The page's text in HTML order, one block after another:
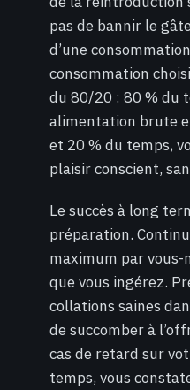
pas de bannir le
d’une
consommation
du 80/20 : 80 % du
alimentation brute
et 20 % du temps,
plaisir conscient,
Le succès à long
préparation.
maximum par
que vous ingérez.
collations saines
de succomber à
cas de retard sur
temps, vous